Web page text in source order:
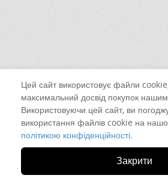
Цей сайт використовує файли
максимальний досвід покупок
Використовуючи цей сайт, ви
використання файлів cookie на
політикою конфіденційності.
Закрити